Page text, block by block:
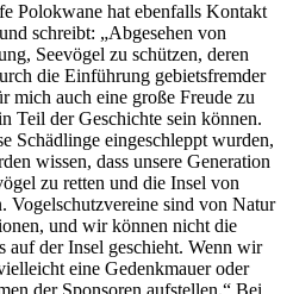
Polokwane hat ebenfalls Kontakt
schreibt: „Abgesehen von
Seevögel zu schützen, deren
die Einführung gebietsfremder
mich auch eine große Freude zu
Teil der Geschichte sein können.
Schädlinge eingeschleppt wurden,
wissen, dass unsere Generation
zu retten und die Insel von
Vogelschutzvereine sind von Natur
und wir können nicht die
auf der Insel geschieht. Wenn wir
eine Gedenkmauer oder